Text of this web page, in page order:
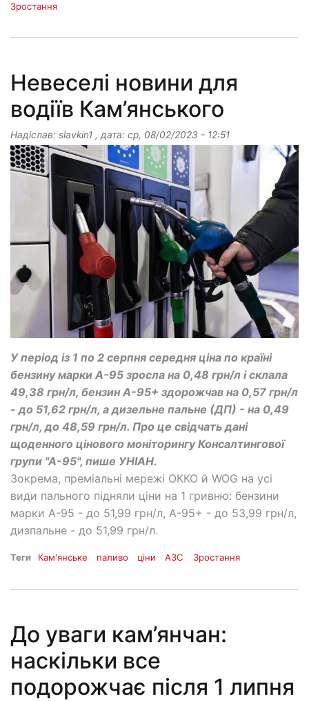
Зростання
Невеселі новини для
водіїв Кам’янського
Надіслав: slavkin1 , дата: ср, 08/02/2023 - 12:51
У період із 1 по 2 серпня середня ціна по країні
бензину марки А-95 зросла на 0,48 грн/л і склала
49,38 грн/л, бензин А-95+ здорожчав на 0,57 грн/л
- до 51,62 грн/л, а дизельне пальне (ДП) - на 0,49
грн/л, до 48,59 грн/л. Про це свідчать дані
щоденного цінового моніторингу Консалтингової
групи "А-95", пише УНІАН.
Зокрема, преміальні мережі ОККО й WOG на усі
види пального підняли ціни на 1 гривню: бензини
марки А-95 - до 51,99 грн/л, А-95+ - до 53,99 грн/л,
дизпальне - до 51,99 грн/л.
Теги Кам'янське паливо ціни АЗС Зростання
До уваги кам’янчан:
наскільки все
подорожчає після 1 липня